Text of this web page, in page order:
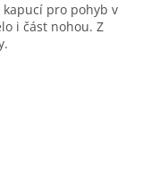
pro pohyb v
i část nohou. Z